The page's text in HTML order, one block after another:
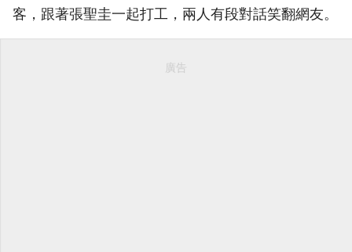
客，跟著張聖圭一起打工，兩人有段對話笑翻網友。
廣告